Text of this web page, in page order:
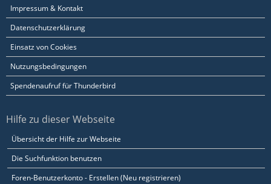
Impressum & Kontakt
Datenschutzerklärung
Einsatz von Cookies
Nutzungsbedingungen
Spendenaufruf für Thunderbird
Hilfe zu dieser Webseite
Übersicht der Hilfe zur Webseite
Die Suchfunktion benutzen
Foren-Benutzerkonto - Erstellen (Neu registrieren)